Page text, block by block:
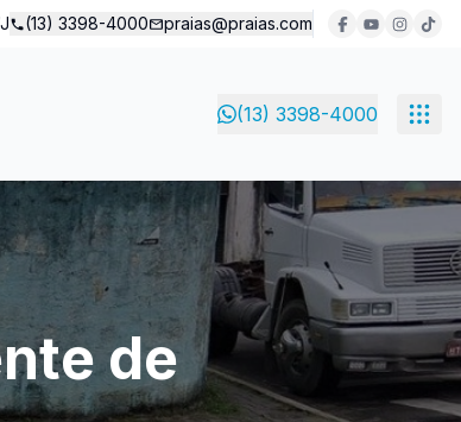
(13) 3398-4000 praias@praias.com
(13) 3398-4000
de